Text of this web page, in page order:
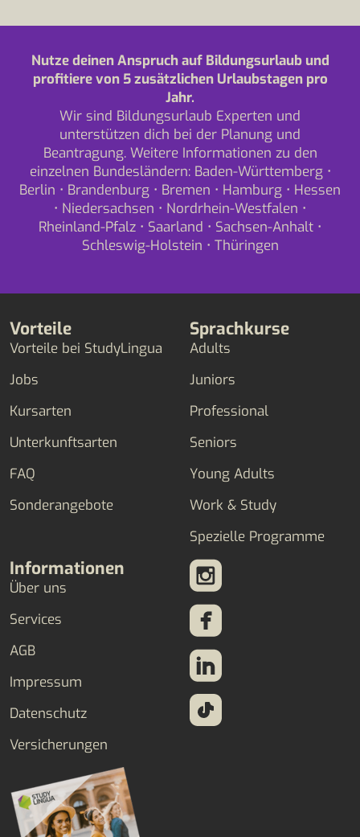
Nutze deinen Anspruch auf Bildungsurlaub und
profitiere von 5 zusätzlichen Urlaubstagen pro
Jahr.
Wir sind Bildungsurlaub Experten und
unterstützen dich bei der Planung und
Beantragung. Weitere Informationen zu den
einzelnen Bundesländern: Baden-Württemberg•
Berlin • Brandenburg • Bremen • Hamburg • Hessen
• Niedersachsen • Nordrhein-Westfalen •
Rheinland-Pfalz • Saarland • Sachsen-Anhalt •
Schleswig-Holstein • Thüringen
Vorteile
Vorteile bei StudyLingua
Jobs
Kursarten
Unterkunftsarten
FAQ
Sonderangebote
Sprachkurse
Adults
Juniors
Professional
Seniors
Young Adults
Work & Study
Spezielle Programme
Informationen
Über uns
Services
AGB
Impressum
Datenschutz
Versicherungen